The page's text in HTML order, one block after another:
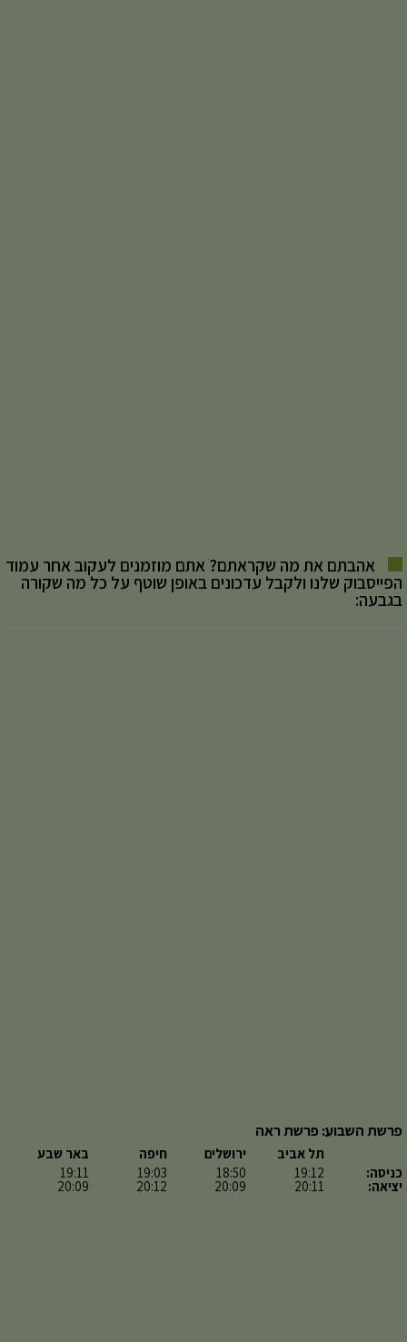
אהבתם את מה שקראתם? אתם מוזמנים לעקוב אחר עמוד
הפייסבוק שלנו ולקבל עדכונים באופן שוטף על כל מה שקורה
בגבעה:
פרשת השבוע: פרשת ראה
כניסה:
יציאה:
תל אביב
19:12
20:11
ירושלים
18:50
20:09
חיפה
19:03
20:12
באר שבע
19:11
20:09